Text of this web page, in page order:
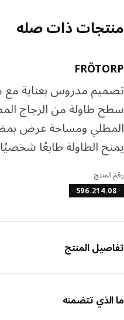
ذات صله
مدروس بعناية مع
طاولة من الزجاج
ومساحة عرض بمظهر
الطاولة طابعًا شخصيًا.
المنتج
تتضمنه